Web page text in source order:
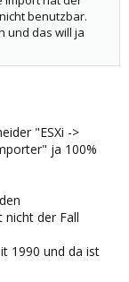
benutzbar.
und das will ja
"ESXi ->
ja 100%
nicht der Fall
1990 und da ist